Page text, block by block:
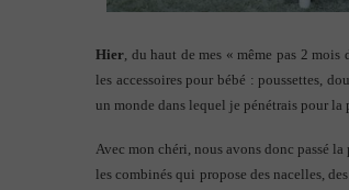
Hier, du haut de mes « même pas 2 mois
les accessoires pour bébé : poussettes,
un monde dans lequel je pénétrais pour la
Avec mon chéri, nous avons donc passé la
les combinés qui propose des nacelles,